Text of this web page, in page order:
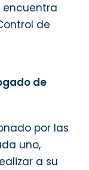
de
de
por las
uno,
a su